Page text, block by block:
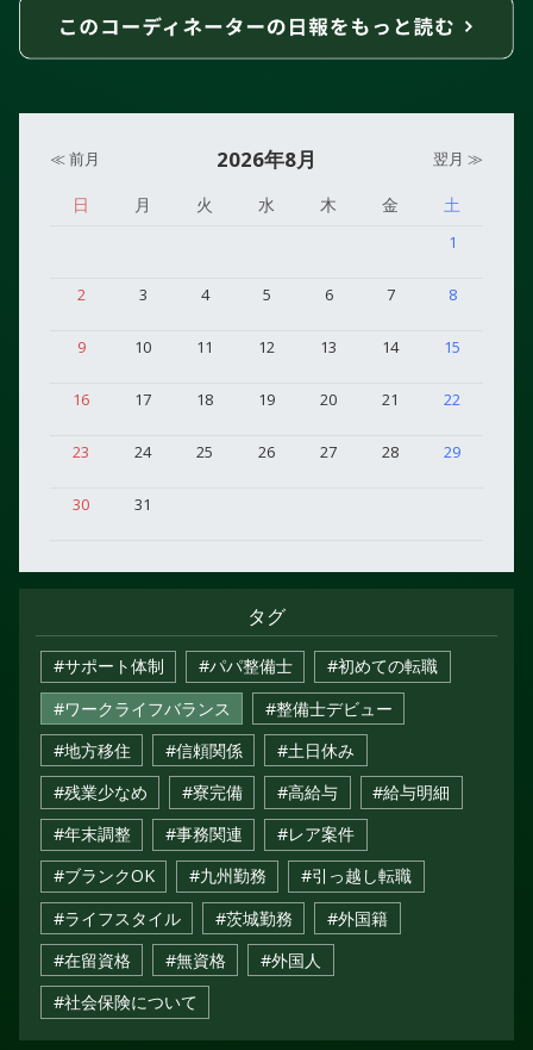
≪ 前月 2026年8月 翌月 ≫
日 月 火 水 木 金 土
1
2 3 4 5 6 7 8
9 10 11 12 13 14 15
16 17 18 19 20 21 22
23 24 25 26 27 28 29
30 31
タグ
#サポート体制 #パパ整備士
#初めての転職
#ワークライフバランス
#整備士デビュー
#地方移住
#信頼関係
#土日休み
#残業少なめ
#寮完備 #高給与
#給与明細
#年末調整
#事務関連
#レア案件
#ブランクOK
#九州勤務
#引っ越し転職
#ライフスタイル
#茨城勤務
#外国籍
#在留資格
#無資格
#外国人
#社会保険について